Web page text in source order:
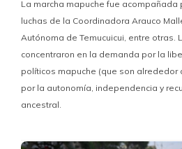
La marcha mapuche fue
luchas de la Coordinadora Arauco
Autónoma de Temucuicui, entre otras.
concentraron en la demanda por la
políticos mapuche (que son alrededor
por la autonomía, independencia y
ancestral.